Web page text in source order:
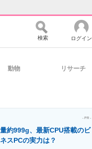
マーケ×ITの今がよく分かる
検索 ログイン
動物 リサーチ
- PR -
約999g、最新CPU搭載のビ
スPCの実力は？